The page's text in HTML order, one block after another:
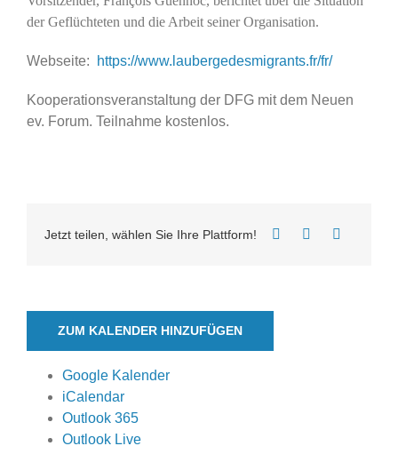
der Geflüchteten und die Arbeit seiner Organisation.
Webseite: https://www.laubergedesmigrants.fr/fr/
Kooperationsveranstaltung der DFG mit dem Neuen
ev. Forum. Teilnahme kostenlos.
Jetzt teilen, wählen Sie Ihre Plattform!
ZUM KALENDER HINZUFÜGEN
Google Kalender
iCalendar
Outlook 365
Outlook Live